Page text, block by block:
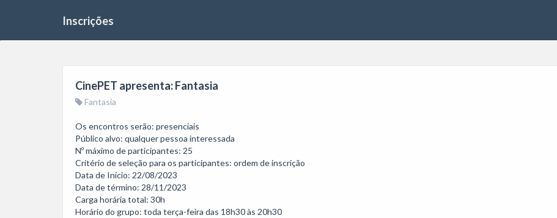
Inscrições
CinePET apresenta: Fantasia
Fantasia
Os encontros serão: presenciais
Público alvo: qualquer pessoa interessada
Nº máximo de participantes: 25
Critério de seleção para os participantes: ordem de inscrição
Data de Início: 22/08/2023
Data de término: 28/11/2023
Carga horária total: 30h
Horário do grupo: toda terça-feira das 18h30 às 20h30